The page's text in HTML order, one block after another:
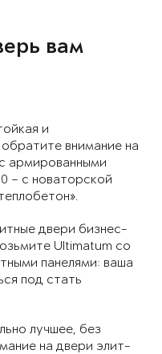
вам
и
внимание на
армированными
– с новаторской
двери бизнес-
Ultimatum со
панелями: ваша
под стать
лучшее, без
на двери элит-